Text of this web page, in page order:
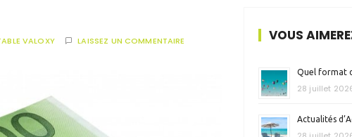
VALOXY LAISSEZ UN COMMENTAIRE VOUS
Quel format
28 juillet
Actualités